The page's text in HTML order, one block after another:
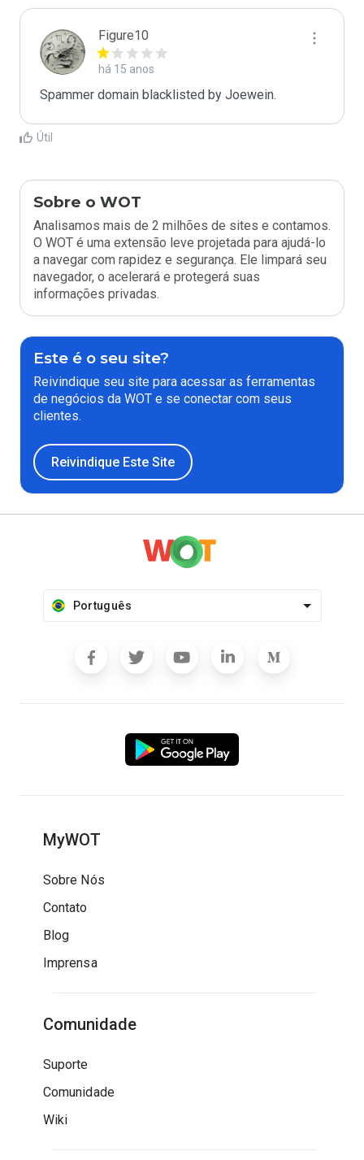
Figure10
há 15 anos
Spammer domain blacklisted by Joewein.
Útil
Sobre o WOT
Analisamos mais de 2 milhões de sites e contamos.
O WOT é uma extensão leve projetada para ajudá-lo
a navegar com rapidez e segurança. Ele limpará seu
navegador, o acelerará e protegerá suas
informações privadas.
Este é o seu site?
Reivindique seu site para acessar as ferramentas
de negócios da WOT e se conectar com seus
clientes.
Reivindique Este Site
Português
MyWOT
Sobre Nós
Contato
Blog
Imprensa
Comunidade
Suporte
Comunidade
Wiki